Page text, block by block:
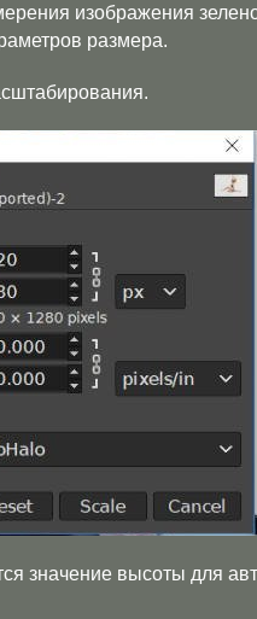
изображения
размера.
значение высоты для